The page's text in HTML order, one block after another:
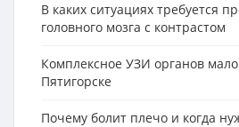
В каких ситуациях требуется
головного мозга с контрастом
Комплексное УЗИ органов
Пятигорске
Почему болит плечо и когда